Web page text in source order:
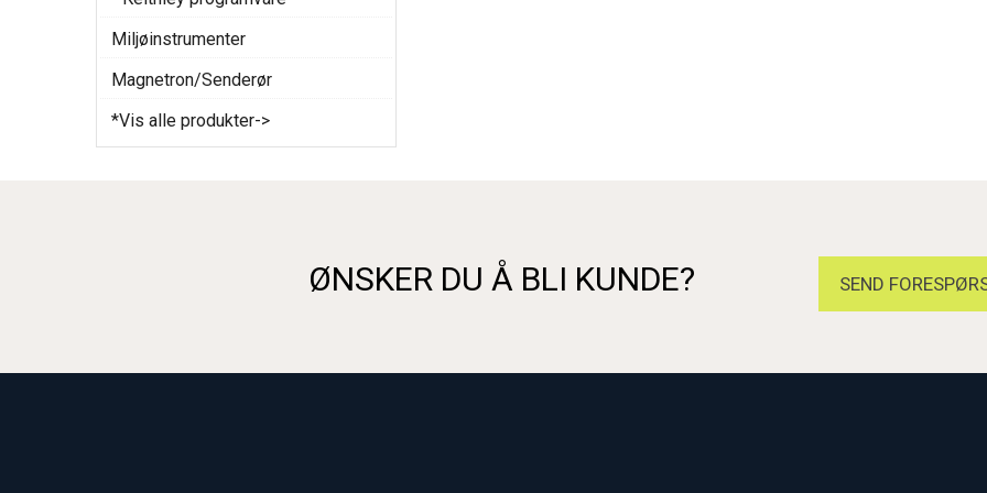
Miljøinstrumenter
Magnetron/Senderør
*Vis alle produkter->
ØNSKER DU Å BLI KUNDE? SEND